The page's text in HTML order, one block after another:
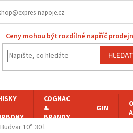
napoje.cz
Ceny mohou být rozdílné napříč
HLEDAT
COGNAC
&
BRANDY
GIN
Budvar 10° 30 l